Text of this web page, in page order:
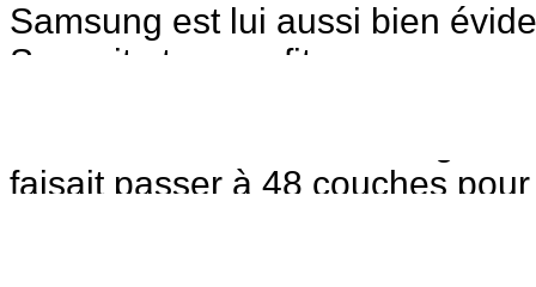
Samsung est lui aussi bien
Summit et en profite pour
faisait passer à 48 couches